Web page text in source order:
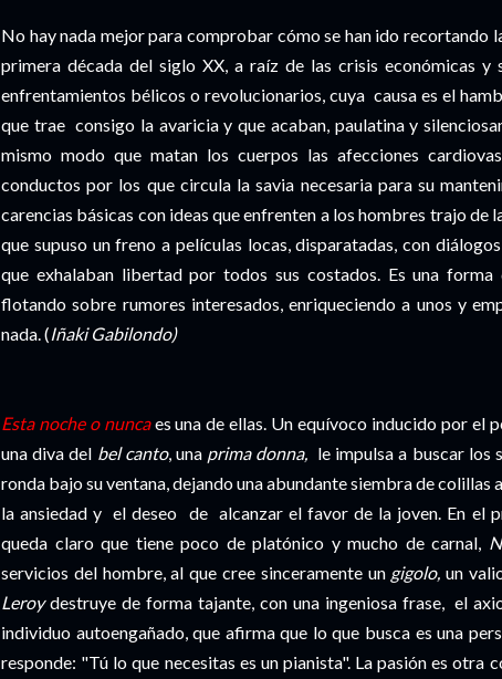
No hay nada mejor para comprobar cómo se han ido recortando
primera década del siglo XX, a raíz de las crisis económicas y
enfrentamientos bélicos o revolucionarios, cuya causa es el
que trae consigo la avaricia y que acaban, paulatina y
mismo modo que matan los cuerpos las afecciones
conductos por los que circula la savia necesaria para su
carencias básicas con ideas que enfrenten a los hombres trajo de
que supuso un freno a películas locas, disparatadas, con
que exhalaban libertad por todos sus costados. Es una
flotando sobre rumores interesados, enriqueciendo a unos y
nada. (Iñaki Gabilondo)
Esta noche o nuncaes una de ellas. Un equívoco inducido por el
una diva del bel canto, una prima donna,
le impulsa a buscar los
ronda bajo su ventana, dejando una abundante siembra de colillas
la ansiedad y el deseo de alcanzar el favor de la joven. En el
queda claro que tiene poco de platónico y mucho de carnal,
servicios del hombre, al que cree sinceramente un gigolo, un
Leroydestruye de forma tajante, con una ingeniosa frase, el
individuo autoengañado, que afirma que lo que busca es una
responde: "Tú lo que necesitas es un pianista". La pasión es otra